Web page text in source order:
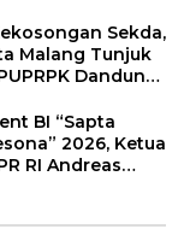
Sekda,
Malang Tunjuk
Dandung
Harian (Plh)
BI “Sapta
2026, Ketua
RI Andreas